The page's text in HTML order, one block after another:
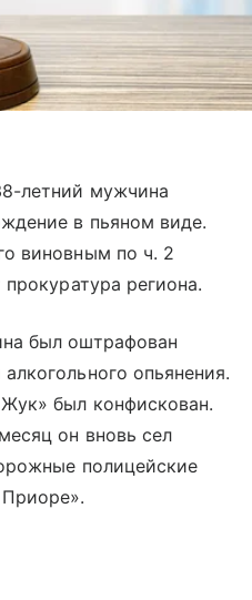
летний мужчина
в пьяном виде.
виновным по ч. 2
региона.
был оштрафован
опьянения.
был конфискован.
он вновь сел
полицейские